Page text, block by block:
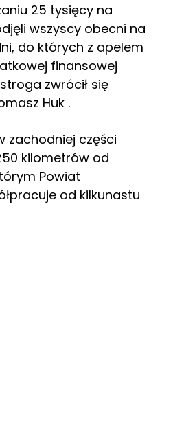
25 tysięcy na
wszyscy obecni na
do których z apelem
finansowej
zwrócił się
Huk .
zachodniej części
kilometrów od
Powiat
od kilkunastu